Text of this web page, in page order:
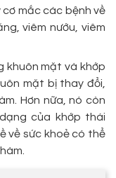
mắc các bệnh về
viêm nướu, viêm
khuôn mặt và khớp
mặt bị thay đổi,
Hơn nữa, nó còn
của khớp thái
về sức khoẻ có thể